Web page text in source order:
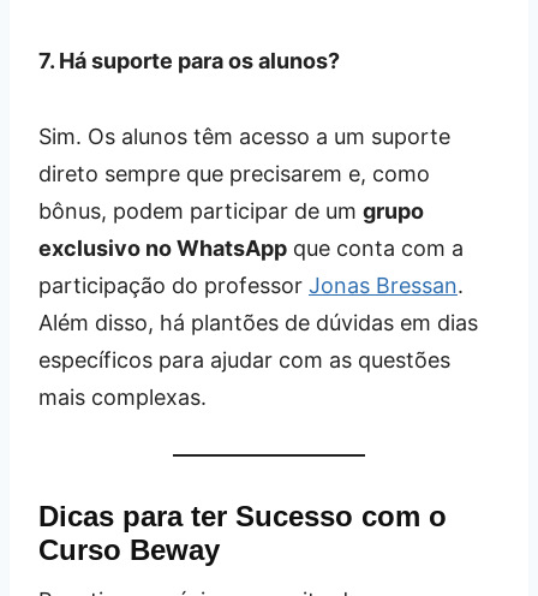
7. Há suporte para os alunos?
Sim. Os alunos têm acesso a um suporte
direto sempre que precisarem e, como
bônus, podem participar de um grupo
exclusivo no WhatsApp que conta com a
participação do professor Jonas Bressan.
Além disso, há plantões de dúvidas em dias
específicos para ajudar com as questões
mais complexas.
Dicas para ter Sucesso com o
Curso Beway